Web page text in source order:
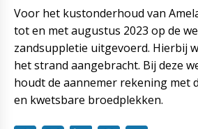
Voor het kustonderhoud van
tot en met augustus 2023 op de
zandsuppletie uitgevoerd. Hierbij
het strand aangebracht. Bij deze
houdt de aannemer rekening met
en kwetsbare broedplekken.